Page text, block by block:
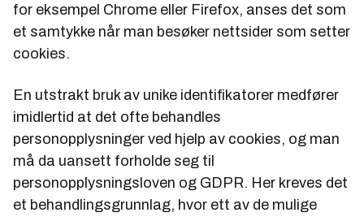
for eksempel Chrome eller Firefox, anses det som
et samtykke når man besøker nettsider som setter
cookies.
En utstrakt bruk av unike identifikatorer medfører
imidlertid at det ofte behandles
personopplysninger ved hjelp av cookies, og man
må da uansett forholde seg til
personopplysningsloven og GDPR. Her kreves det
et behandlingsgrunnlag, hvor ett av de mulige